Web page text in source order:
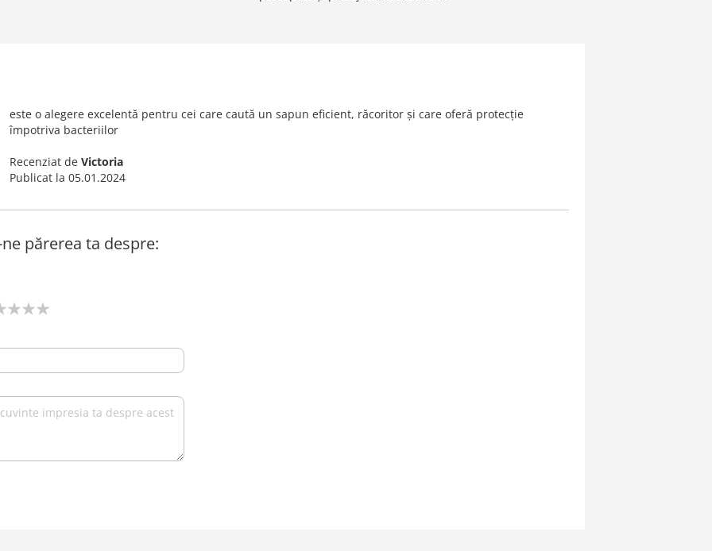
este o alegere excelentă pentru cei care caută un sapun eficient, răcoritor și care oferă protecție
împotriva bacteriilor
Recenziat de Victoria
Publicat la 05.01.2024
părerea ta despre: